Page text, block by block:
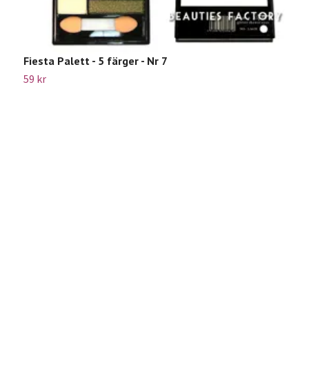
Fiesta Palett - 5 färger - Nr 7
59 kr